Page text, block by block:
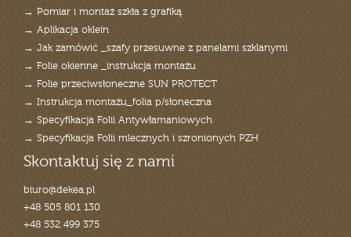
→ Pomiar i montaż szkła z grafiką
→ Aplikacja oklein
→ Jak zamówić _szafy przesuwne z panelami szklanymi
→ Folie okienne _instrukcja montażu
→ Folie przeciwsłoneczne SUN PROTECT
→ Instrukcja montażu_folia p/słoneczna
→ Specyfikacja Folii Antywłamaniowych
→ Specyfikacja Folii mlecznych i szronionych PZH
Skontaktuj się z nami
biuro@dekea.pl
+48 505 801 130
+48 532 499 375